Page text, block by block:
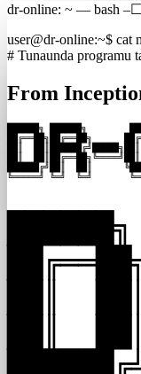
dr-online: ~ — bash –☐
user@dr-online:~$ cat
# Tunaunda programu
From
██████╗ ██████╗
██╔══██╗██╔══██╗
██║
██║
██████╔╝██║  ██║
╚═════╝ ╚═╝  ╚═╝
██║
██║